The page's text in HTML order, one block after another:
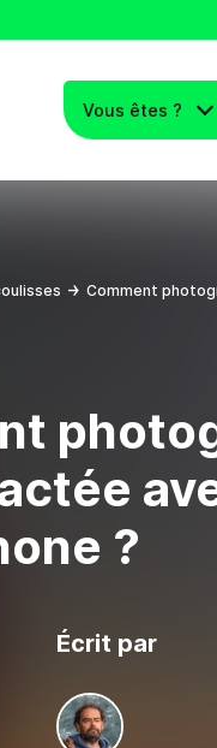
Vous êtes ?
Comment
?
Écrit par